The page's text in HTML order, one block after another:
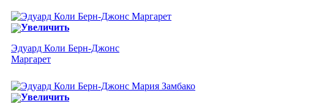
Увеличить
Эдуард Коли Берн-Джонс
Маргарет
Увеличить